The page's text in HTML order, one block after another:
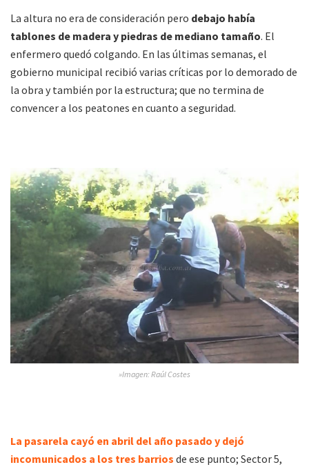
La altura no era de consideración pero debajo había
tablones de madera y piedras de mediano tamaño. El
enfermero quedó colgando. En las últimas semanas, el
gobierno municipal recibió varias críticas por lo demorado de
la obra y también por la estructura; que no termina de
convencer a los peatones en cuanto a seguridad.
»Imagen: Raúl Costes
La pasarela cayó en abril del año pasado y dejó
incomunicados a los tres barrios de ese punto; Sector 5,